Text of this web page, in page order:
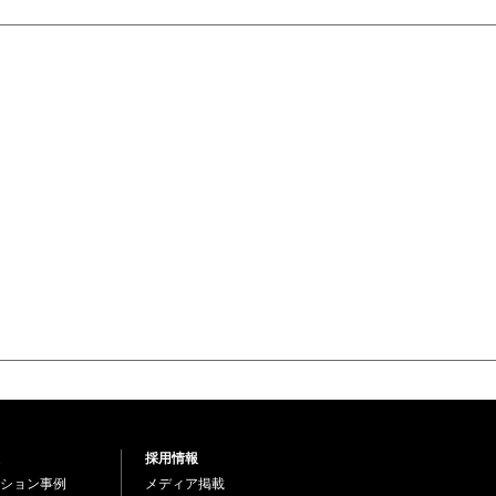
ョン事例
採用情報
メディア掲載